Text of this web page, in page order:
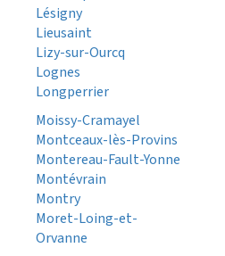
Lésigny
Lieusaint
Lizy-sur-Ourcq
Lognes
Longperrier
Moissy-Cramayel
Montceaux-lès-Provins
Montereau-Fault-Yonne
Montévrain
Montry
Moret-Loing-et-
Orvanne